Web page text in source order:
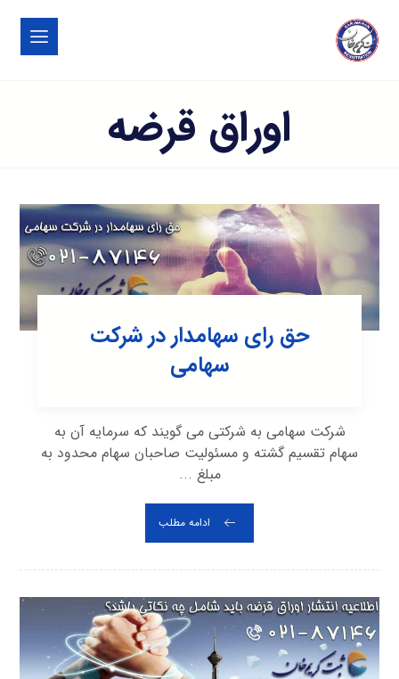
اوراق قرضه
حق رای سهامدار در شرکت
سهامی
شرکت سهامی به شرکتی می گویند که سرمایه آن به
سهام تقسیم گشته و مسئولیت صاحبان سهام محدود به
مبلغ ...
ادامه مطلب